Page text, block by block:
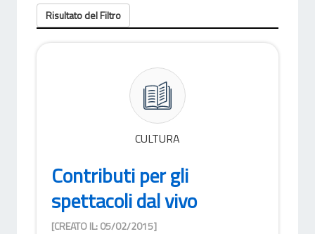
Risultato del Filtro
CULTURA
Contributi per gli
spettacoli dal vivo
[CREATO IL: 05/02/2015]